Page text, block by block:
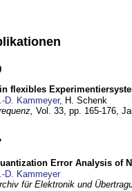
flexibles
D. Kammeyer, H. Schenk
Vol. 33, pp. 165-176,
Error Analysis of
D. Kammeyer
für Elektronik und